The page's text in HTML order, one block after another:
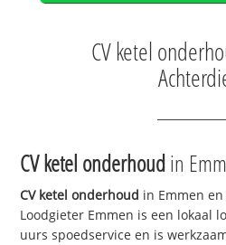
CV ketel
CV ketel onderhoudin
CV ketel onderhoud in Emmen
Loodgieter Emmen is een lokaal
uurs spoedservice en is